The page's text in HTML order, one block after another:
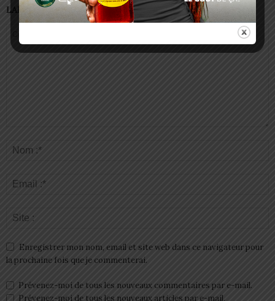
LAISSER UN COMMENTAIRE
Enregistrer mon nom, email et site web dans ce navigateur pour
la prochaine fois que je commenterai.
Prévenez-moi de tous les nouveaux commentaires par e-mail.
Prévenez-moi de tous les nouveaux articles par e-mail.